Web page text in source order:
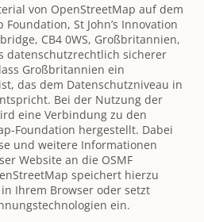
von OpenStreetMap auf dem
St John’s Innovation
CB4 0WS, Großbritannien,
datenschutzrechtlich sicherer
Großbritannien ein
das dem Datenschutzniveau in
Bei der Nutzung der
eine Verbindung zu den
Foundation hergestellt. Dabei
und weitere Informationen
Website an die OSMF
speichert hierzu
Ihrem Browser oder setzt
ein.